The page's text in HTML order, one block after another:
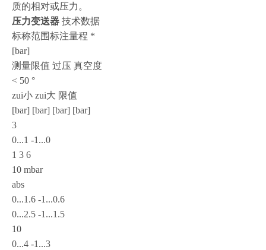
质的相对或压力。
压力变送器 技术数据
标称范围标注量程 *
[bar]
测量限值 过压 真空度
< 50 °
zui小 zui大 限值
[bar] [bar] [bar] [bar]
3
0...1 -1...0
1 3 6
10 mbar
abs
0...1.6 -1...0.6
0...2.5 -1...1.5
10
0...4 -1...3